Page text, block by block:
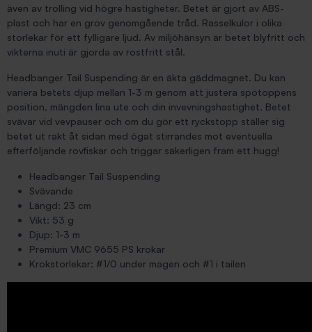
även av trolling vid högre hastigheter. Betet är gjort av ABS-
plast och har en grov genomgående tråd. Rasselkulor i olika
storlekar för ett fylligare ljud. Av miljöhänsyn är betet blyfritt och
vikterna inuti är gjorda av rostfritt stål.
Headbanger Tail Suspending är en äkta gäddmagnet. Du kan
variera betets djup mellan 1-3 m genom att justera spötoppens
position, mängden lina ute och din invevningshastighet. Betet
svävar vid vevpauser och om du gör ett ryckstopp ställer sig
betet ut rakt åt sidan med ögat stirrandes mot eventuella
efterföljande rovfiskar och triggar säkerligen fram ett hugg!
Headbanger Tail Suspending
Svävande
Längd: 23 cm
Vikt: 53 g
Djup: 1-3 m
Premium VMC 9655 PS krokar
Krokstorlekar: #1/0 under magen och #1 i tailen